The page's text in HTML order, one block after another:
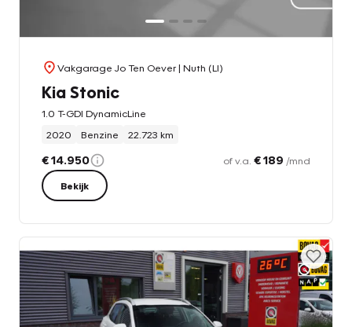
Vakgarage Jo Ten Oever| Nuth (LI)
Kia Stonic
1.0 T-GDI DynamicLine
2020
Benzine 22.723 km
€ 14.950 of v.a. € 189 /mnd
Bekijk